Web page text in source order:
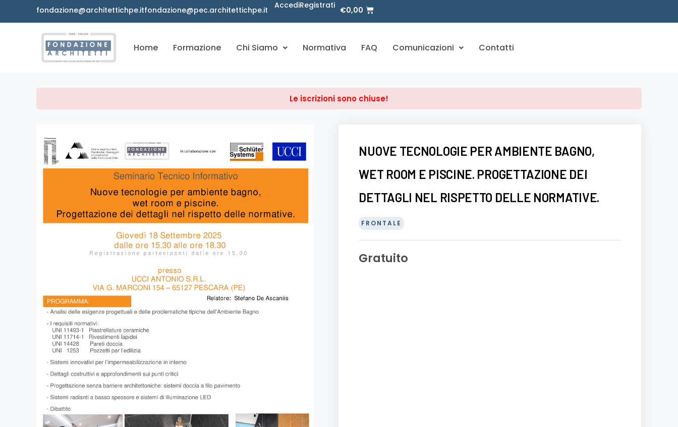
fondazione@architettichpe.itfondazione@pec.architettichpe.it AccediRegistrati €0,00
Home Formazione Chi Siamo Normativa FAQ Comunicazioni Contatti
Le iscrizioni sono chiuse!
NUOVE TECNOLOGIE PER AMBIENTE BAGNO,
WET ROOM E PISCINE. PROGETTAZIONE DEI
DETTAGLI NEL RISPETTO DELLE NORMATIVE.
FRONTALE
Gratuito